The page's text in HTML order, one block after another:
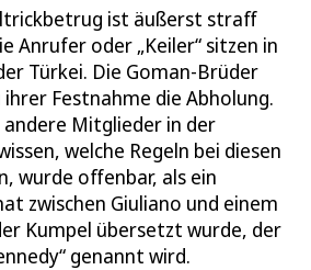
ist äußerst straff
Anrufer oder „Keiler“ sitzen in
Türkei. Die Goman-Brüder
Festnahme die Abholung.
Mitglieder in der
welche Regeln bei diesen
wurde offenbar, als ein
zwischen Giuliano und einem
Kumpel übersetzt wurde, der
genannt wird.